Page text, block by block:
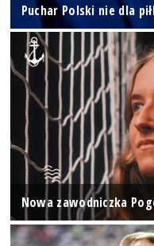
Puchar Polski nie dla
Nowa zawodniczka